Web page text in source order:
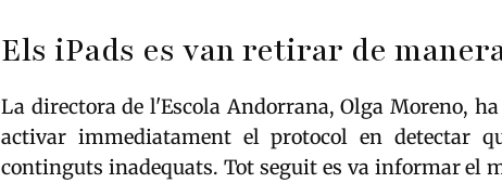
Els iPads es van retirar de
La directora de l'Escola Andorrana, Olga Moreno,
activar immediatament el protocol en detectar
continguts inadequats. Tot seguit es va informar el